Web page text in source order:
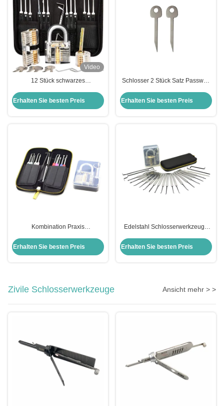
Video
12 Stück schwarzes
Set Transparentes Schlosspick-
Übungskit Werkzeuge
Erhalten Sie besten Preis
Schlosser 2 Stück Satz Passwort
Werkzeuge Schlosser Schlüssel
Schlosser Training Kit
Erhalten Sie besten Preis
Kombination Praxis
22pcs Auto Lock Pick Kit Set
Erhalten Sie besten Preis
Edelstahl Schlosserwerkzeuge
transparenten Praxis
Erhalten Sie besten Preis
Zivile Schlosserwerkzeuge Ansicht mehr > >